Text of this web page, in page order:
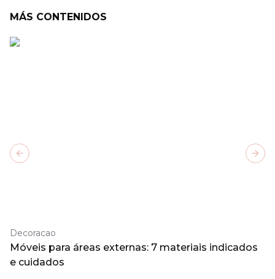
MÁS CONTENIDOS
Decoracao
Móveis para áreas externas: 7 materiais indicados
e cuidados
Previous slide